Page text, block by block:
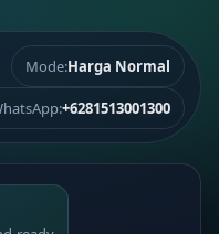
Mode:Harga Normal
+6281513001300